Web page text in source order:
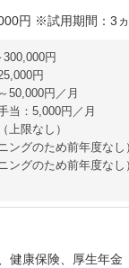
円 ※試用期間：3
300,000円
円
50,000円／月
当：5,000円／月
上限なし）
ングのため前年度なし
ングのため前年度なし
健康保険、厚生年金